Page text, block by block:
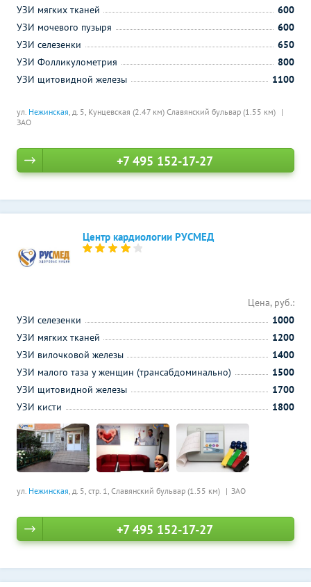
ул. Нежинская, д. 5, Кунцевская (2.47 км) Славянский бульвар (1.55 км)
ЗАО
УЗИ мягких тканей
600
УЗИ мочевого пузыря
600
УЗИ селезенки
650
УЗИ Фолликулометрия
800
УЗИ щитовидной железы
1100
+7 495 152-17-27
Центр кардиологии РУСМЕД
ул. Нежинская, д. 5, стр. 1, Славянский бульвар (1.55 км) ЗАО
Цена, руб.:
УЗИ селезенки
1000
УЗИ мягких тканей
1200
УЗИ вилочковой железы
1400
УЗИ малого таза у женщин (трансабдоминально)
1500
УЗИ щитовидной железы
1700
УЗИ кисти
1800
+7 495 152-17-27